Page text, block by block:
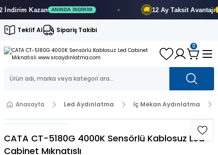
Kazan ANINDA İNDIRIM 🚚 12 AyTaksit Avantajı
Teklif Al Sipariş Takibi
0
Anasayfa Led Aydınlatma İç Mekan Aydınlatma
CATA CT-5180G 4000K Sensörlü Kablosuz Led
Cabinet Mıknatıslı